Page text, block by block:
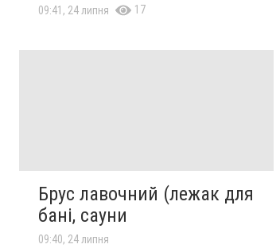
09:41, 24 липня 17
Брус лавочний (лежак для
бані, сауни
09:40, 24 липня